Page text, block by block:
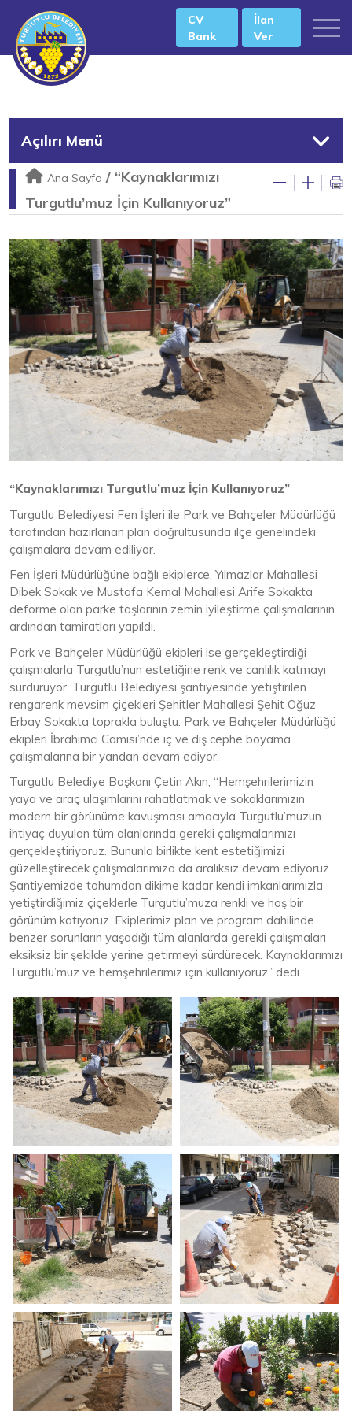
CV
Bank
İlan
Ver
Açılırı Menü
Ana Sayfa / “Kaynaklarımızı
Turgutlu’muz İçin Kullanıyoruz”
“Kaynaklarımızı Turgutlu’muz İçin Kullanıyoruz”
Turgutlu Belediyesi Fen İşleri ile Park ve Bahçeler Müdürlüğü
tarafından hazırlanan plan doğrultusunda ilçe genelindeki
çalışmalara devam ediliyor.
Fen İşleri Müdürlüğüne bağlı ekiplerce, Yılmazlar Mahallesi
Dibek Sokak ve Mustafa Kemal Mahallesi Arife Sokakta
deforme olan parke taşlarının zemin iyileştirme çalışmalarının
ardından tamiratları yapıldı.
Park ve Bahçeler Müdürlüğü ekipleri ise gerçekleştirdiği
çalışmalarla Turgutlu’nun estetiğine renk ve canlılık katmayı
sürdürüyor. Turgutlu Belediyesi şantiyesinde yetiştirilen
rengarenk mevsim çiçekleri Şehitler Mahallesi Şehit Oğuz
Erbay Sokakta toprakla buluştu. Park ve Bahçeler Müdürlüğü
ekipleri İbrahimci Camisi’nde iç ve dış cephe boyama
çalışmalarına bir yandan devam ediyor.
Turgutlu Belediye Başkanı Çetin Akın, “Hemşehrilerimizin
yaya ve araç ulaşımlarını rahatlatmak ve sokaklarımızın
modern bir görünüme kavuşması amacıyla Turgutlu’muzun
ihtiyaç duyulan tüm alanlarında gerekli çalışmalarımızı
gerçekleştiriyoruz. Bununla birlikte kent estetiğimizi
güzelleştirecek çalışmalarımıza da aralıksız devam ediyoruz.
Şantiyemizde tohumdan dikime kadar kendi imkanlarımızla
yetiştirdiğimiz çiçeklerle Turgutlu’muza renkli ve hoş bir
görünüm katıyoruz. Ekiplerimiz plan ve program dahilinde
benzer sorunların yaşadığı tüm alanlarda gerekli çalışmaları
eksiksiz bir şekilde yerine getirmeyi sürdürecek. Kaynaklarımızı
Turgutlu’muz ve hemşehrilerimiz için kullanıyoruz” dedi.